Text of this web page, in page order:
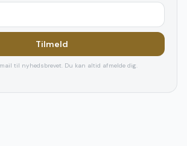
Tilmeld
til nyhedsbrevet. Du kan altid afmelde dig.